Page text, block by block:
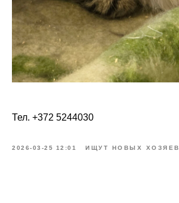
Тел. +372 5244030
2026-03-25 12:01 ИЩУТ НОВЫХ ХОЗЯЕВ